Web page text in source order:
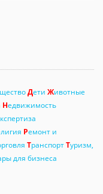
Дети Животные
Недвижимость
Ремонт и
ТранспортТуризм,
для бизнеса